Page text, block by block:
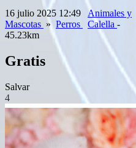
16 julio 2025 12:49
Animales y
Mascotas » Perros Calella -
45.23km
Gratis
Salvar
4